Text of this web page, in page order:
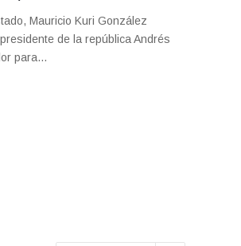
Mauricio Kuri González
de la república Andrés
para…